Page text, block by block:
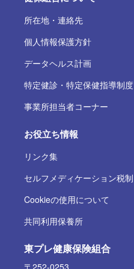
所在地・連絡先
個人情報保護方針
データヘルス計画
特定健診・特定保健指導制度
事業所担当者コーナー
お役立ち情報
リンク集
セルフメディケーション税制
Cookieの使用について
共同利用保養所
東プレ健康保険組合
〒252-0253